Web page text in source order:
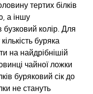
тертих білків
а іншу
бузковий колір. Для
буряка
на найдрібнішій
чайної ложки
буряковий сік до
не стануть